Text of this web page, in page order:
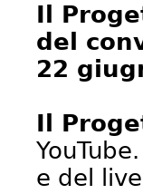
Il
del
22
Il
e del